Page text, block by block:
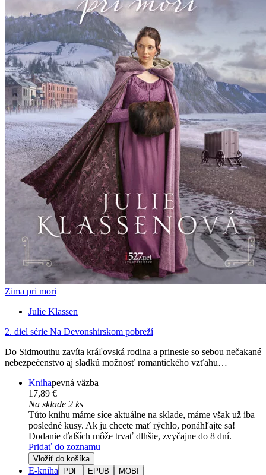
Zima pri mori
Julie Klassen
2. diel série Na Devonshirskom pobreží
Do Sidmouthu zavíta kráľovská rodina a prinesie so sebou nečakané
nebezpečenstvo aj sladkú možnosť romantického vzťahu…
Knihapevná väzba
17,89 €
Na sklade 2 ks
Túto knihu máme síce aktuálne na sklade, máme však už iba
posledné kusy. Ak ju chcete mať rýchlo, ponáhľajte sa!
Dodanie ďalších môže trvať dlhšie, zvyčajne do 8 dní.
Pridať do zoznamu
Vložiť do košíka
E-kniha PDF EPUB MOBI